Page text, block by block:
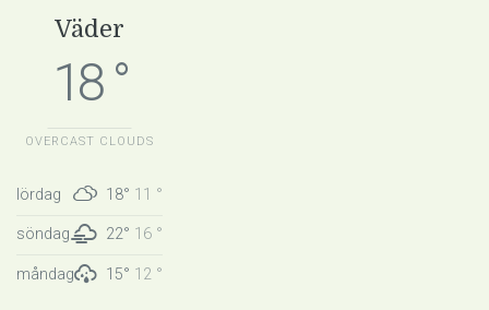
Väder
18 °
OVERCAST CLOUDS
lördag 18° 11 °
söndag 22° 16 °
måndag 15° 12 °